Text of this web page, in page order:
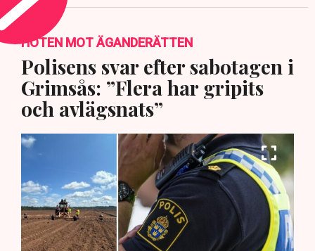
HOTEN MOT ÄGANDERÄTTEN
Polisens svar efter sabotagen i
Grimsås: ”Flera har gripits
och avlägsnats”